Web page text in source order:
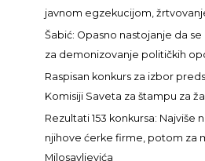
g
a
javnom egzekucijom,
Šabić: Opasno nastojanje da
za demonizovanje političkih
Raspisan konkurs za izbor
Komisiji Saveta za štampu za
Rezultati 153 konkursa: Najviše
njihove ćerke firme, potom za
Milosavljevića